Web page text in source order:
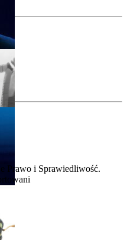
Prawo i Sprawiedliwość.